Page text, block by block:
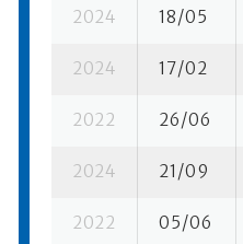
2024 18/05
2024 17/02
2022 26/06
2024 21/09
2022 05/06